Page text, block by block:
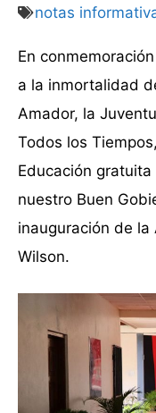
notas
En
a la inmortalidad
Amador, la
Todos los
Educación
nuestro Buen
inauguración de la
Wilson.